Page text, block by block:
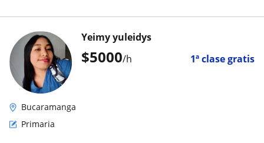
$5000/h 1ª clase gratis
Yeimy yuleidys
Bucaramanga
Primaria